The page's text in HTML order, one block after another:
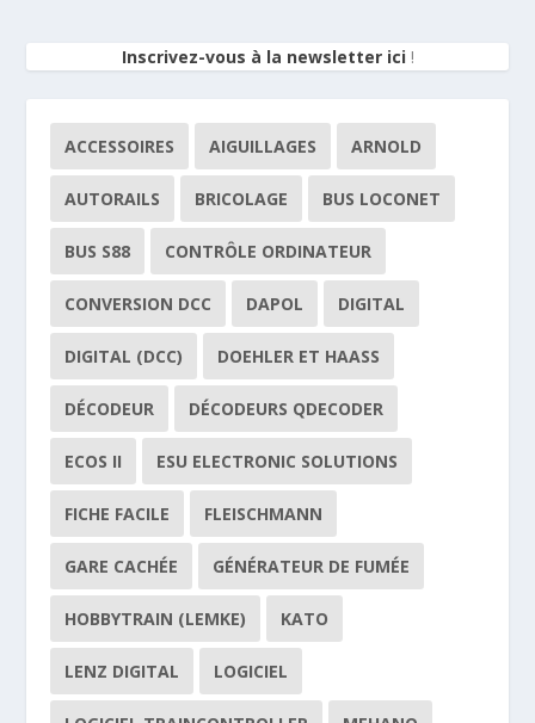
Inscrivez-vous à la newsletter ici!
ACCESSOIRES AIGUILLAGES ARNOLD
AUTORAILS BRICOLAGE BUS LOCONET
BUS S88 CONTRÔLE ORDINATEUR
CONVERSION DCC DAPOL DIGITAL
DIGITAL (DCC) DOEHLER ET HAASS
DÉCODEUR DÉCODEURS QDECODER
ECOS II ESU ELECTRONIC SOLUTIONS
FICHE FACILE FLEISCHMANN
GARE CACHÉE GÉNÉRATEUR DE FUMÉE
HOBBYTRAIN (LEMKE) KATO
LENZ DIGITAL LOGICIEL